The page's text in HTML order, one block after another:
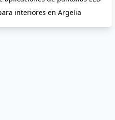
interiores en Argelia